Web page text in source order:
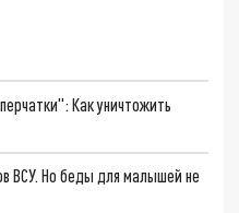
Как уничтожить
ВСУ. Но беды для малышей не